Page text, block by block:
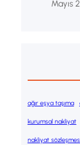
Mayıs
ağır eşya taşıma
kurumsal nakliyat
nakliyat